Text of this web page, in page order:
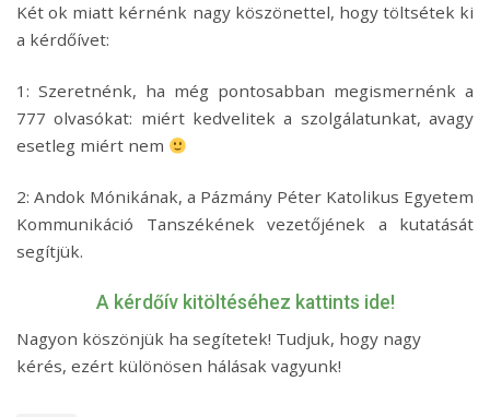
Két ok miatt kérnénk nagy köszönettel, hogy töltsétek ki
a kérdőívet:
1: Szeretnénk, ha még pontosabban megismernénk a
777 olvasókat: miért kedvelitek a szolgálatunkat, avagy
esetleg miért nem
2: Andok Mónikának, a Pázmány Péter Katolikus Egyetem
Kommunikáció Tanszékének vezetőjének a kutatását
segítjük.
A kérdőív kitöltéséhez kattints ide!
Nagyon köszönjük ha segítetek! Tudjuk, hogy nagy
kérés, ezért különösen hálásak vagyunk!